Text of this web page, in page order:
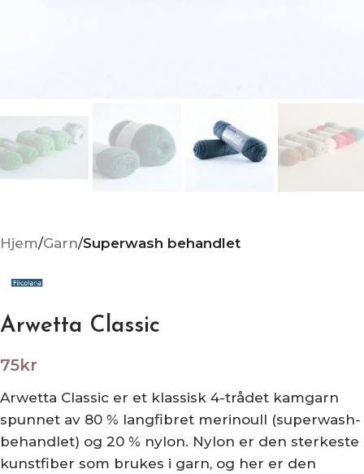
Hjem Garn Superwash behandlet
Arwetta Classic
75kr
Arwetta Classic er et klassisk 4-trådet kamgarn
spunnet av 80 % langfibret merinoull (superwash-
behandlet) og 20 % nylon. Nylon er den sterkeste
kunstfiber som brukes i garn, og her er den